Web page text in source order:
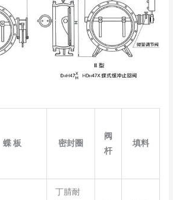
蝶 板 密封圈
阀
杆
填料
丁腈耐